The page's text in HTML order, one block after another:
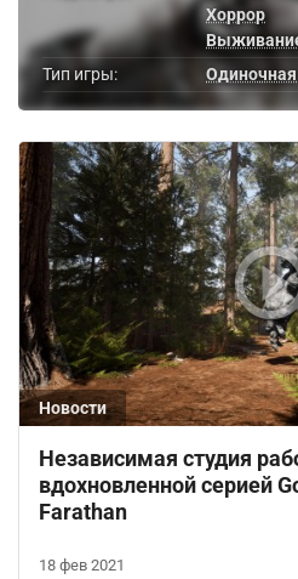
Хоррор
Тип игры:
Одиночная
Новости
Независимая студия
вдохновленной серией
Farathan
18 фев 2021